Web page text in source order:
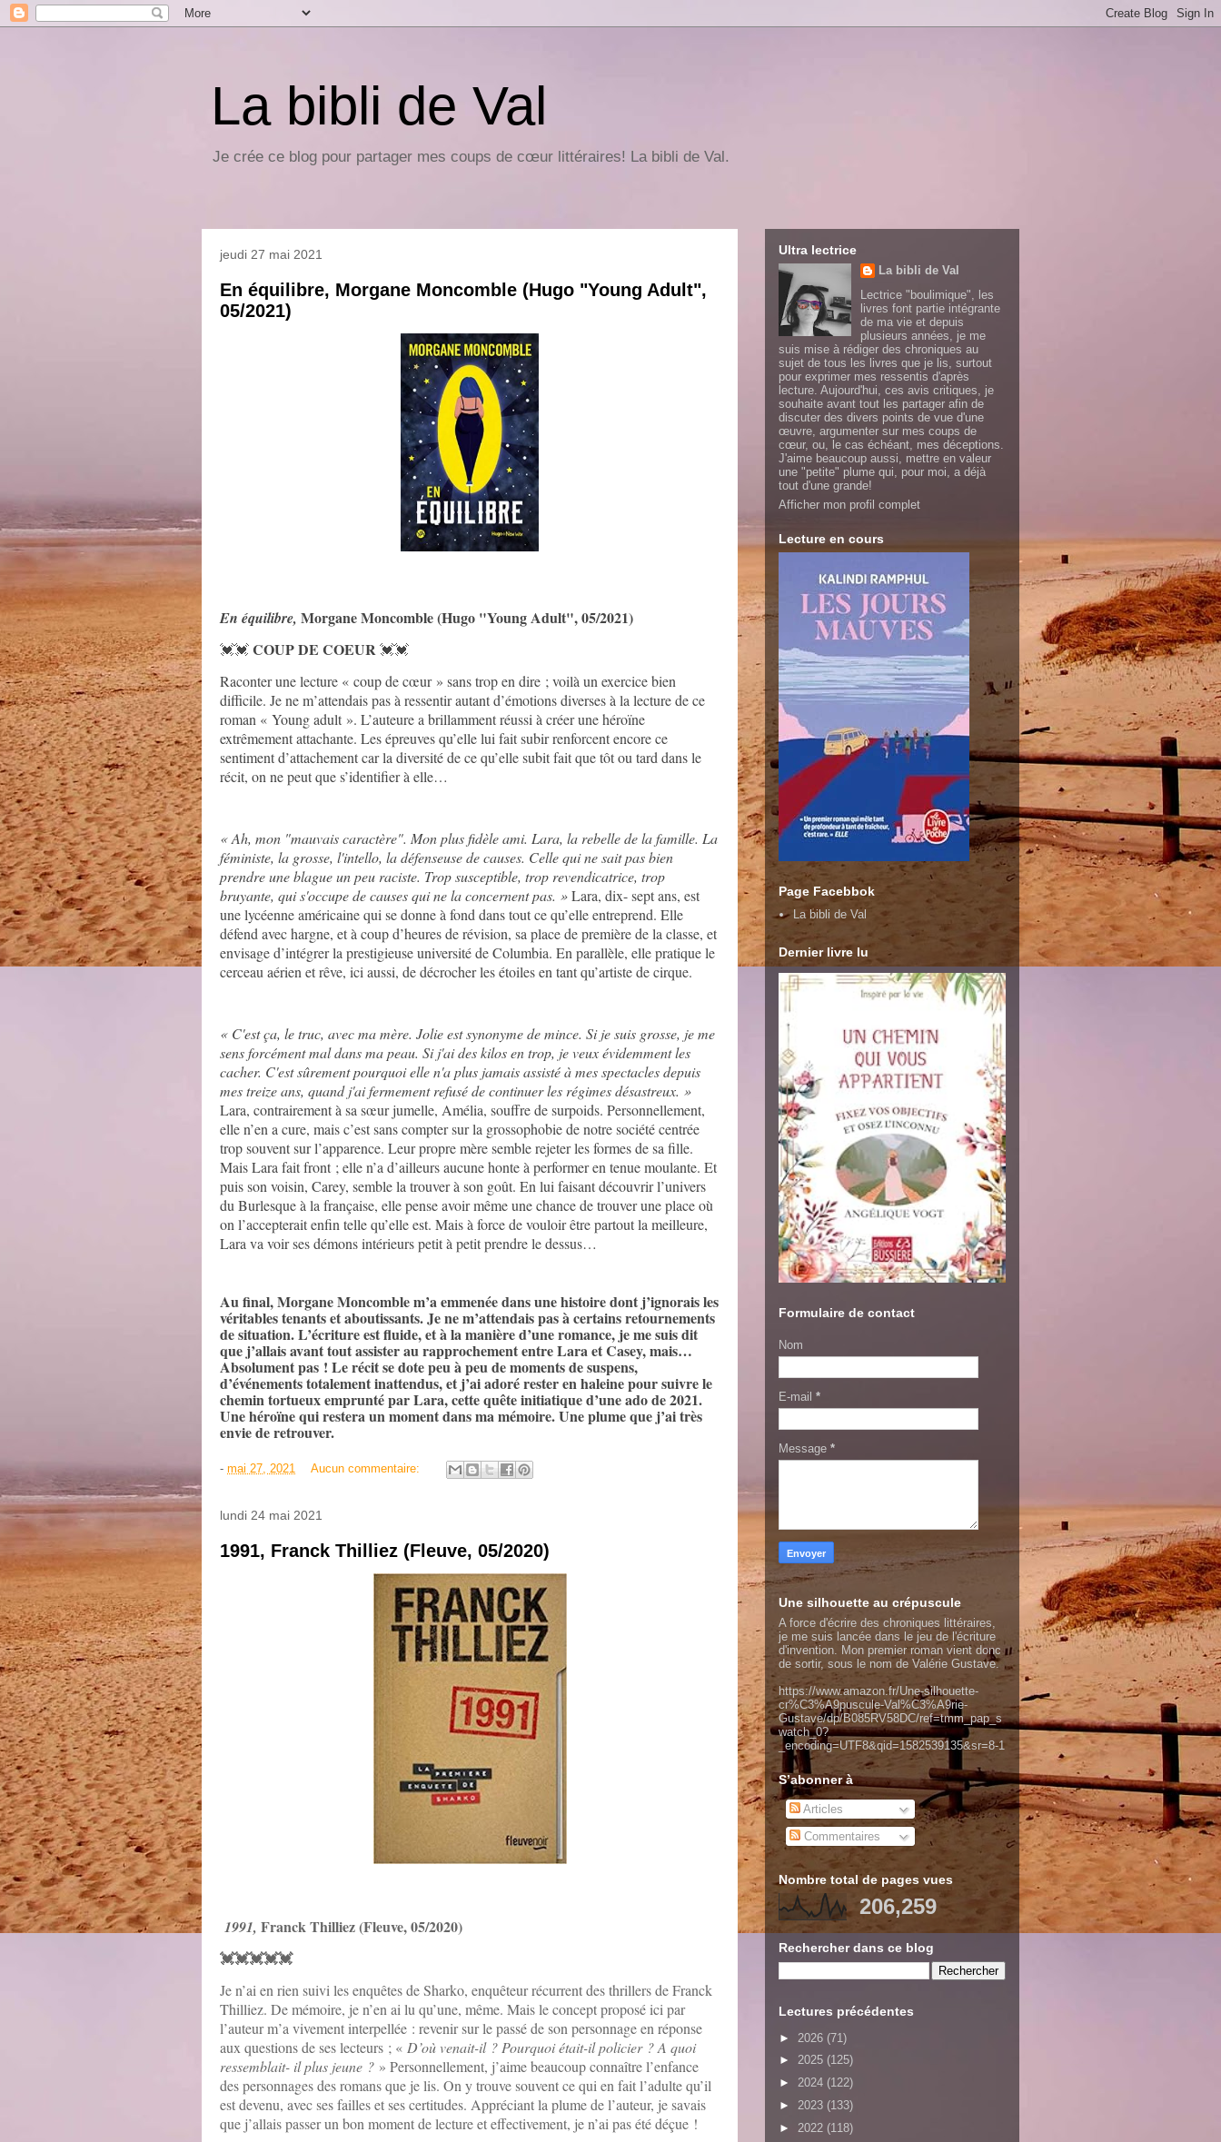
La bibli de Val
Je crée ce blog pour partager mes coups de cœur littéraires! La bibli de Val.
jeudi 27 mai 2021
En équilibre, Morgane Moncomble (Hugo "Young Adult",
05/2021)
En équilibre, Morgane Moncomble (Hugo "Young Adult", 05/2021)
💓💓COUP DE COEUR💓💓
Raconter une lecture « coup de cœur » sans trop en dire ; voilà un exercice bien
difficile. Je ne m’attendais pas à ressentir autant d’émotions diverses à la lecture de ce
roman « Young adult ». L’auteure a brillamment réussi à créer une héroïne
extrêmement attachante. Les épreuves qu’elle lui fait subir renforcent encore ce
sentiment d’attachement car la diversité de ce qu’elle subit fait que tôt ou tard dans le
récit, on ne peut que s’identifier à elle…
« Ah, mon "mauvais caractère". Mon plus fidèle ami. Lara, la rebelle de la famille. La
féministe, la grosse, l'intello, la défenseuse de causes. Celle qui ne sait pas bien
prendre une blague un peu raciste. Trop susceptible, trop revendicatrice, trop
bruyante, qui s'occupe de causes qui ne la concernent pas. »Lara, dix- sept ans, est
une lycéenne américaine qui se donne à fond dans tout ce qu’elle entreprend. Elle
défend avec hargne, et à coup d’heures de révision, sa place de première de la classe, et
envisage d’intégrer la prestigieuse université de Columbia. En parallèle, elle pratique le
cerceau aérien et rêve, ici aussi, de décrocher les étoiles en tant qu’artiste de cirque.
« C'est ça, le truc, avec ma mère. Jolie est synonyme de mince. Si je suis grosse, je me
sens forcément mal dans ma peau. Si j'ai des kilos en trop, je veux évidemment les
cacher. C'est sûrement pourquoi elle n'a plus jamais assisté à mes spectacles depuis
mes treize ans, quand j'ai fermement refusé de continuer les régimes désastreux. »
Lara, contrairement à sa sœur jumelle, Amélia, souffre de surpoids. Personnellement,
elle n’en a cure, mais c’est sans compter sur la grossophobie de notre société centrée
trop souvent sur l’apparence. Leur propre mère semble rejeter les formes de sa fille.
Mais Lara fait front ; elle n’a d’ailleurs aucune honte à performer en tenue moulante. Et
puis son voisin, Carey, semble la trouver à son goût. En lui faisant découvrir l’univers
du Burlesque à la française, elle pense avoir même une chance de trouver une place où
on l’accepterait enfin telle qu’elle est. Mais à force de vouloir être partout la meilleure,
Lara va voir ses démons intérieurs petit à petit prendre le dessus…
Au final, Morgane Moncomble m’a emmenée dans une histoire dont j’ignorais les
véritables tenants et aboutissants. Je ne m’attendais pas à certains retournements
de situation. L’écriture est fluide, et à la manière d’une romance, je me suis dit
que j’allais avant tout assister au rapprochement entre Lara et Casey, mais…
Absolument pas ! Le récit se dote peu à peu de moments de suspens,
d’événements totalement inattendus, et j’ai adoré rester en haleine pour suivre le
chemin tortueux emprunté par Lara, cette quête initiatique d’une ado de 2021.
Une héroïne qui restera un moment dans ma mémoire. Une plume que j’ai très
envie de retrouver.
- mai 27, 2021 Aucun commentaire:
lundi 24 mai 2021
1991, Franck Thilliez (Fleuve, 05/2020)
1991, Franck Thilliez (Fleuve, 05/2020)
💓💓💓💓💓
Je n’ai en rien suivi les enquêtes de Sharko, enquêteur récurrent des thrillers de Franck
Thilliez. De mémoire, je n’en ai lu qu’une, même. Mais le concept proposé ici par
l’auteur m’a vivement interpellée : revenir sur le passé de son personnage en réponse
aux questions de ses lecteurs ; « D’où venait-il ? Pourquoi était-il policier ? A quoi
ressemblait- il plus jeune ? » Personnellement, j’aime beaucoup connaître l’enfance
des personnages des romans que je lis. On y trouve souvent ce qui en fait l’adulte qu’il
est devenu, avec ses failles et ses certitudes. Appréciant la plume de l’auteur, je savais
que j’allais passer un bon moment de lecture et effectivement, je n’ai pas été déçue !
Ultra lectrice
La bibli de Val
Lectrice "boulimique", les
livres font partie intégrante
de ma vie et depuis
plusieurs années, je me
suis mise à rédiger des chroniques au
sujet de tous les livres que je lis, surtout
pour exprimer mes ressentis d'après
lecture. Aujourd'hui, ces avis critiques, je
souhaite avant tout les partager afin de
discuter des divers points de vue d'une
œuvre, argumenter sur mes coups de
cœur, ou, le cas échéant, mes déceptions.
J'aime beaucoup aussi, mettre en valeur
une "petite" plume qui, pour moi, a déjà
tout d'une grande!
Afficher mon profil complet
Lecture en cours
Page Facebbok
La bibli de Val
Dernier livre lu
Formulaire de contact
Nom
E-mail *
Message *
Une silhouette au crépuscule
A force d'écrire des chroniques littéraires,
je me suis lancée dans le jeu de l'écriture
d'invention. Mon premier roman vient donc
de sortir, sous le nom de Valérie Gustave.
https://www.amazon.fr/Une-silhouette-
cr%C3%A9puscule-Val%C3%A9rie-
Gustave/dp/B085RV58DC/ref=tmm_pap_s
watch_0?
_encoding=UTF8&qid=1582539135&sr=8-1
S’abonner à
Articles
Commentaires
Nombre total de pages vues
206,259
Rechercher dans ce blog
Lectures précédentes
► 2026 (71)
► 2025 (125)
► 2024 (122)
► 2023 (133)
► 2022 (118)